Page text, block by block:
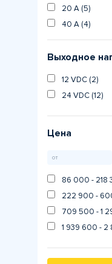
20 A (5)
40 A (4)
4 A (1)
8.5 A (1)
Выходное
12 VDC (2)
24 VDC (12)
Цена
86 000 - 218
222 900 -
709 500 - 1
1 939 600 - 2